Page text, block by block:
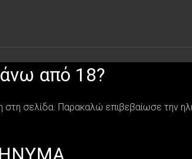
από 18?
σελίδα. Παρακαλώ επιβεβαίωσε την